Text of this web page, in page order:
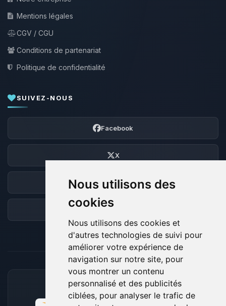
Nous utilisons des
cookies
Nous utilisons des cookies et
d'autres technologies de suivi pour
améliorer votre expérience de
navigation sur notre site, pour
vous montrer un contenu
personnalisé et des publicités
ciblées, pour analyser le trafic de
Mentions légales
CGV / CGU
Conditions de partenariat
Politique de confidentialité
SUIVEZ-NOUS
Facebook
X
Discord
Forum
MOYENS DE PAIEMENT ACCEPTÉS